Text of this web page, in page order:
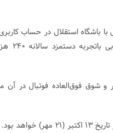
با باشگاه استقلال در حساب
شوق فوق‌العاده‌ فوتبال در
اولین بازی شفر با تیم جدیدش برای